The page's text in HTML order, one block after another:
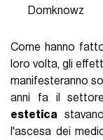
Domknowz
Come hanno
loro volta, gli
manifesteranno
anni fa il
estetica
l'ascesa dei